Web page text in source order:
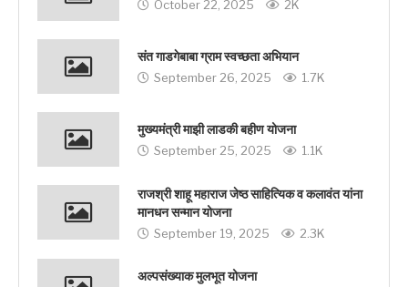
October 22, 2025 2K
संत गाडगेबाबा ग्राम स्वच्छता अभियान
September 26, 2025 1.7K
मुख्यमंत्री माझी लाडकी बहीण योजना
September 25, 2025 1.1K
राजश्री शाहू महाराज जेष्ठ साहित्यिक व कलावंत यांना
मानधन सन्मान योजना
September 19, 2025 2.3K
अल्पसंख्याक मुलभूत योजना